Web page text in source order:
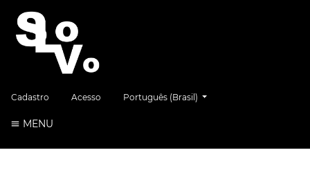
Cadastro Acesso Português (Brasil)
MENU